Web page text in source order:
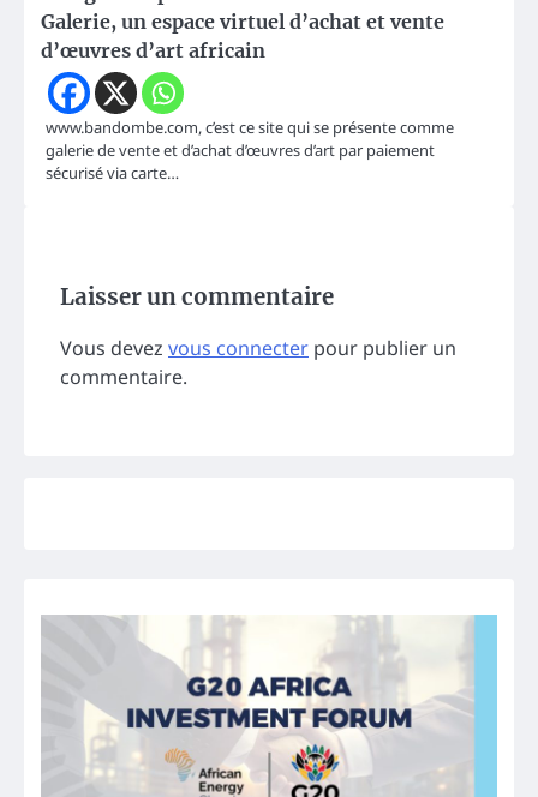
Galerie, un espace virtuel d’achat et vente
d’œuvres d’art africain
www.bandombe.com, c’est ce site qui se présente comme
galerie de vente et d’achat d’œuvres d’art par paiement
sécurisé via carte…
Laisser un commentaire
Vous devez vous connecter pour publier un
commentaire.